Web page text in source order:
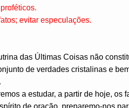
evitar especulações.
das Últimas Coisas não
de verdades cristalinas e
a estudar, a partir de hoje, os
de oração, preparemo-nos